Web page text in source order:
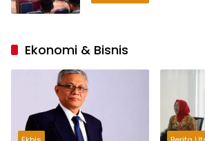
Ekonomi & Bisnis